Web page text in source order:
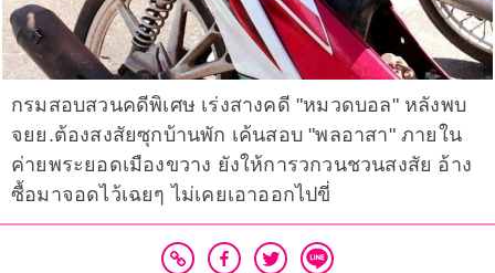
กรมสอบสวนคดีพิเศษ เร่งสางคดี "หมวดบอล" หลังพบ
จยย.ต้องสงสัยซุกบ้านพัก เค้นสอบ "พลอาสา" ภายใน
ค่ายพระยอดเมืองขวาง ยังให้การวกวนชวนสงสัย อ้าง
ซื้อมาจอดไว้เฉยๆ ไม่เคยเอาออกไปขี่